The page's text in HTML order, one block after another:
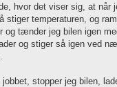
hvor det viser sig, at når
stiger temperaturen, og
og tænder jeg bilen igen
og stiger så igen ved
stopper jeg bilen,